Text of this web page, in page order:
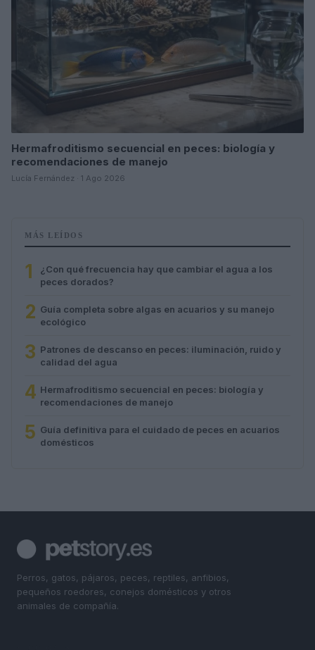
Hermafroditismo secuencial en peces: biología y
recomendaciones de manejo
Lucía Fernández · 1 Ago 2026
MÁS LEÍDOS
1
¿Con qué frecuencia hay que cambiar el agua a los
peces dorados?
2 Guía completa sobre algas en acuarios y su manejo
ecológico
3 Patrones de descanso en peces: iluminación, ruido y
calidad del agua
4 Hermafroditismo secuencial en peces: biología y
recomendaciones de manejo
5 Guía definitiva para el cuidado de peces en acuarios
domésticos
Perros, gatos, pájaros, peces, reptiles, anfibios,
pequeños roedores, conejos domésticos y otros
animales de compañía.